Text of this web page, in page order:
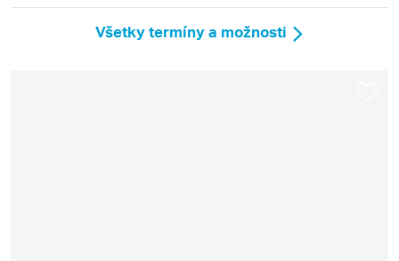
Všetky termíny a možnosti